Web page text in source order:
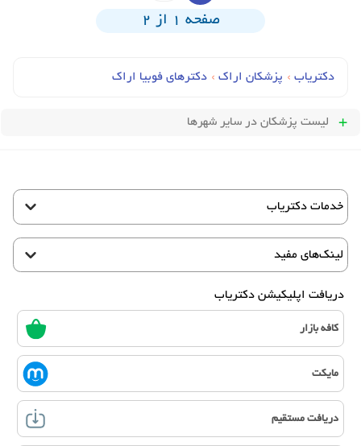
صفحه 1 از 2
دکتریاب › پزشکان اراک › دکترهای فوبیا اراک
لیست پزشکان در سایر شهرها
خدمات دکتریاب
لینک‌های مفید
دریافت اپلیکیشن دکتریاب
کافه بازار
مایکت
دریافت مستقیم